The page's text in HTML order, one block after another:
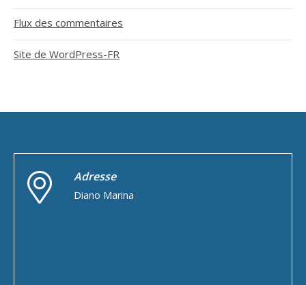
Flux des commentaires
Site de WordPress-FR
Adresse
Diano Marina